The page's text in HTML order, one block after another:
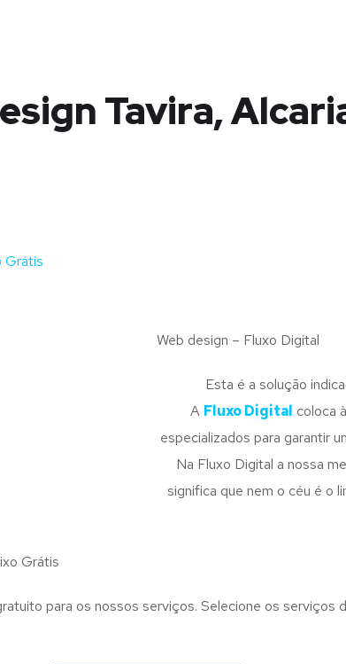
Tavira,
Grátis
Web design – Fluxo Digital
Esta é a solução
A Fluxo Digital coloca
especializados para garantir
Na Fluxo Digital a nossa
significa que nem o céu é o
Grátis
para os nossos serviços. Selecione os